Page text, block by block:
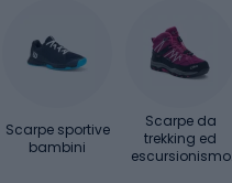
Scarpe sportive
bambini
Scarpe da
trekking ed
escursionismo